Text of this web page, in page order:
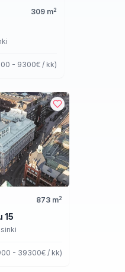
309m2
- 9300€ / kk)
873m2
15
- 39300€ / kk)